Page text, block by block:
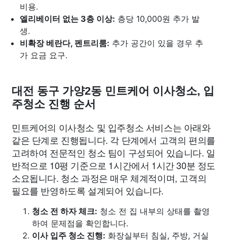
비용.
엘리베이터 없는 3층 이상: 층당 10,000원 추가 발
생.
비확장 베란다, 펜트리룸: 추가 공간이 있을 경우 추
가 요금 요구.
대전 동구 가양2동 민트케어 이사청소, 입
주청소 진행 순서
민트케어의 이사청소 및 입주청소 서비스는 아래와
같은 단계로 진행됩니다. 각 단계에서 고객의 편의를
고려하여 전문적인 청소 팀이 구성되어 있습니다. 일
반적으로 10평 기준으로 1시간에서 1시간 30분 정도
소요됩니다. 청소 과정은 매우 체계적이며, 고객의
필요를 반영하도록 설계되어 있습니다.
청소 전 하자 체크: 청소 전 집 내부의 상태를 촬영
하여 문제점을 확인합니다.
이사 입주 청소 진행: 화장실부터 침실, 주방, 거실